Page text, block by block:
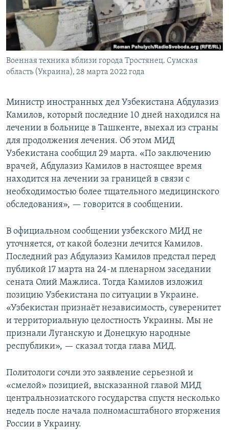
Военная техника вблизи города Тростянец. Сумская
область (Украина), 28 марта 2022 года
Министр иностранных дел Узбекистана Абдулазиз
Камилов, который последние 10 дней находился на
лечении в больнице в Ташкенте, выехал из страны
для продолжения лечения. Об этом МИД
Узбекистана сообщил 29 марта. «По заключению
врачей, Абдулазиз Камилов в настоящее время
находится на лечении за границей в связи с
необходимостью более тщательного медицинского
обследования», — говорится в сообщении.
В официальном сообщении узбекского МИД не
уточняется, от какой болезни лечится Камилов.
Последний раз Абдулазиз Камилов предстал перед
публикой 17 марта на 24-м пленарном заседании
сената Олий Мажлиса. Тогда Камилов изложил
позицию Узбекистана по ситуации в Украине.
«Узбекистан признаёт независимость, суверенитет
и территориальную целостность Украины. Мы не
признали Луганскую и Донецкую народные
республики», — сказал тогда глава МИД.
Политологи сочли это заявление серьезной и
«смелой» позицией, высказанной главой МИД
центральнозиатского государства спустя несколько
недель после начала полномасштабного вторжения
России в Украину.